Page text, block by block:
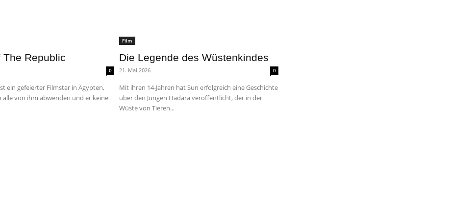
The Republic
0
ein gefeierter Filmstar in Ägypten,
alle von ihm abwenden und er keine
Film
Die Legende des Wüstenkindes
21. Mai 2026 0
Mit ihren 14-Jahren hat Sun erfolgreich eine Geschichte
über den Jungen Hadara veröffentlicht, der in der
Wüste von Tieren...